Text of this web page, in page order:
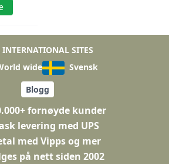
INTERNATIONAL SITES
wide
Svensk
Blogg
fornøyde kunder
levering med UPS
med Vipps og mer
på nett siden 2002